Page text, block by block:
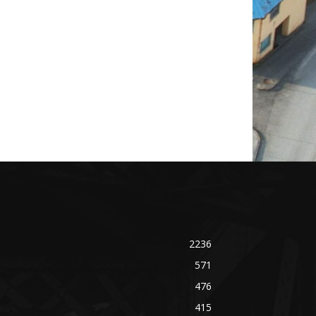
2236
571
476
415